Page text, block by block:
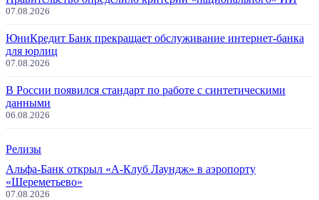
07.08.2026
ЮниКредит Банк прекращает обслуживание интернет-банка
для юрлиц
07.08.2026
В России появился стандарт по работе с синтетическими
данными
06.08.2026
Релизы
Альфа-Банк открыл «А-Клуб Лаундж» в аэропорту
«Шереметьево»
07.08.2026